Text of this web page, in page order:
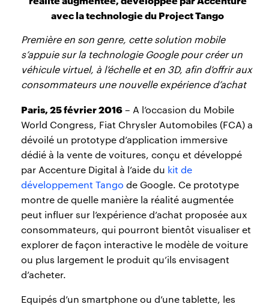
avec la technologie du Project Tango
Première en son genre, cette solution mobile
s’appuie sur la technologie Google pour créer un
véhicule virtuel, à l’échelle et en 3D, afin d’offrir aux
consommateurs une nouvelle expérience d’achat
Paris, 25 février 2016– A l’occasion du Mobile
World Congress, Fiat Chrysler Automobiles (FCA) a
dévoilé un prototype d’application immersive
dédié à la vente de voitures, conçu et développé
par Accenture Digital à l’aide du kit de
développement Tango de Google. Ce prototype
montre de quelle manière la réalité augmentée
peut influer sur l’expérience d’achat proposée aux
consommateurs, qui pourront bientôt visualiser et
explorer de façon interactive le modèle de voiture
ou plus largement le produit qu’ils envisagent
d’acheter.
Equipés d’un smartphone ou d’une tablette, les